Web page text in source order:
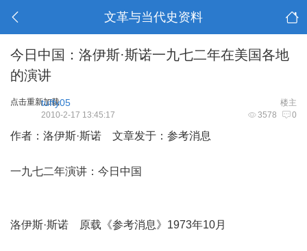
文革与当代史资料
今日中国：洛伊斯·斯诺一九七二年在美国各地
的演讲
点击重新加载 楼主
tuffy05
3578 0
2010-2-17 13:45:17
作者：洛伊斯·斯诺 文章发于：参考消息
一九七二年演讲：今日中国
洛伊斯·斯诺 原载《参考消息》1973年10月